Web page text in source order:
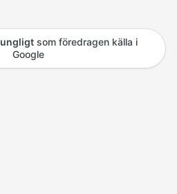
som föredragen källa i
Google